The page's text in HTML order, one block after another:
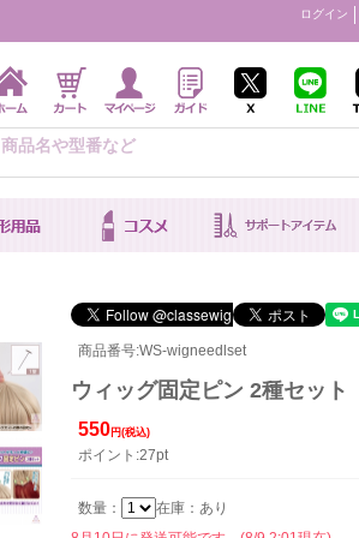
ログイン
ラ別おすすめ商品を見る
商品番号:WS-wigneedlset
ウィッグ固定ピン 2種セット
550 円(税込)
ポイント:27pt
数量：
在庫：あり